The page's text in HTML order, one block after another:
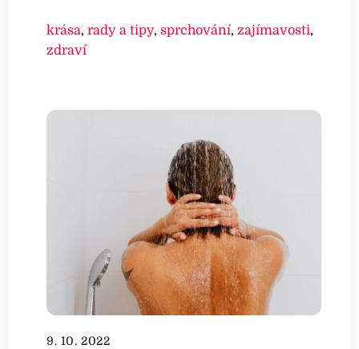
krása,rady a tipy,sprchování, zajímavosti,
zdraví
9. 10. 2022